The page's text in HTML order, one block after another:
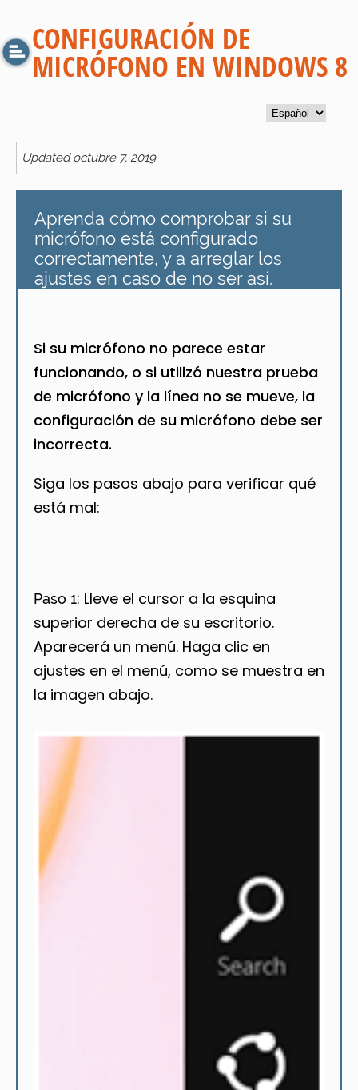
CONFIGURACIÓN DE
MICRÓFONO EN WINDOWS 8
Updated octubre 7, 2019
Aprenda cómo comprobar si su
micrófono está configurado
correctamente, y a arreglar los
ajustes en caso de no ser así.
Si su micrófono no parece estar
funcionando, o si utilizó nuestra prueba
de micrófono y la línea no se mueve, la
configuración de su micrófono debe ser
incorrecta.
Siga los pasos abajo para verificar qué
está mal:
Paso 1: Lleve el cursor a la esquina
superior derecha de su escritorio.
Aparecerá un menú. Haga clic en
ajustes en el menú, como se muestra en
la imagen abajo.